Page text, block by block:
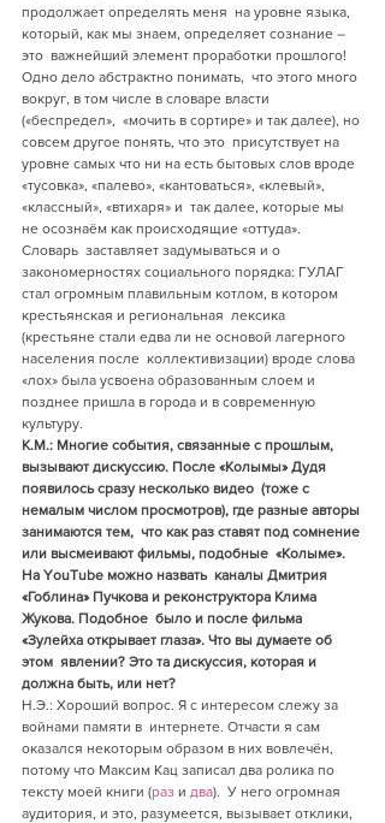
продолжает определять меня  на уровне языка,
который, как мы знаем, определяет сознание –
это  важнейший элемент проработки прошлого!
Одно дело абстрактно понимать,  что этого много
вокруг, в том числе в словаре власти
(«беспредел»,  «мочить в сортире» и так далее), но
совсем другое понять, что это  присутствует на
уровне самых что ни на есть бытовых слов вроде
«тусовка», «палево», «кантоваться», «клевый»,
«классный», «втихаря» и  так далее, которые мы
не осознаём как происходящие «оттуда».
Словарь  заставляет задумываться и о
закономерностях социального порядка: ГУЛАГ
стал огромным плавильным котлом, в котором
крестьянская и региональная  лексика
(крестьяне стали едва ли не основой лагерного
населения после  коллективизации) вроде слова
«лох» была усвоена образованным слоем и
позднее пришла в города и в современную
культуру.
К.М.: Многие события, связанные с прошлым,
вызывают дискуссию. После «Колымы» Дудя
появилось сразу несколько видео  (тоже с
немалым числом просмотров), где разные авторы
занимаются тем,  что как раз ставят под сомнение
или высмеивают фильмы, подобные  «Колыме».
На YouTube можно назвать  каналы Дмитрия
«Гоблина» Пучкова и реконструктора Клима
Жукова. Подобное  было и после фильма
«Зулейха открывает глаза». Что вы думаете об
этом  явлении? Это та дискуссия, которая и
должна быть, или нет?
Н.Э.: Хороший вопрос. Я с интересом слежу за
войнами памяти в  интернете. Отчасти я сам
оказался некоторым образом в них вовлечён,
потому что Максим Кац записал два ролика по
тексту моей книги (раз и два).  У него огромная
аудитория, и это, разумеется, вызывает отклики,